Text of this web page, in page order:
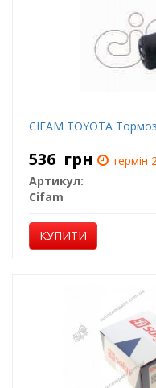
CIFAM TOYOTA
536 грн
термін
Артикул:
Cifam
КУПИТИ